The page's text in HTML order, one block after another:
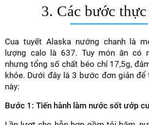
3. Các bước
Cua tuyết Alaska nướng chanh là
lượng calo là 637. Tuy món ăn có
nhưng tổng số chất béo chỉ 17,5g,
khỏe. Dưới đây là 3 bước đơn giản
này:
Bước 1: Tiến hành làm nước sốt ướp